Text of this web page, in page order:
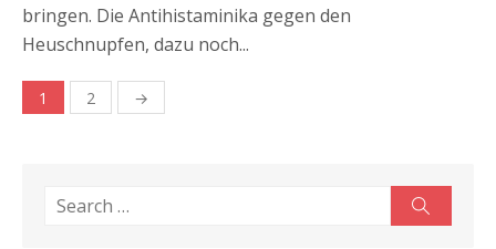
bringen. Die Antihistaminika gegen den
Heuschnupfen, dazu noch...
Beitragsnavigation
1 2 →
Search